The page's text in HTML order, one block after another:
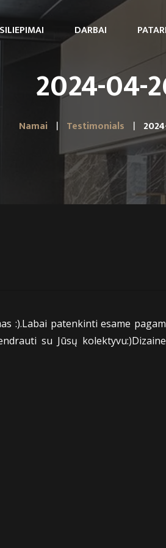
DARBAI
2024-04-
Namai Testimonials
:).Labai patenkinti esame
su Jūsų